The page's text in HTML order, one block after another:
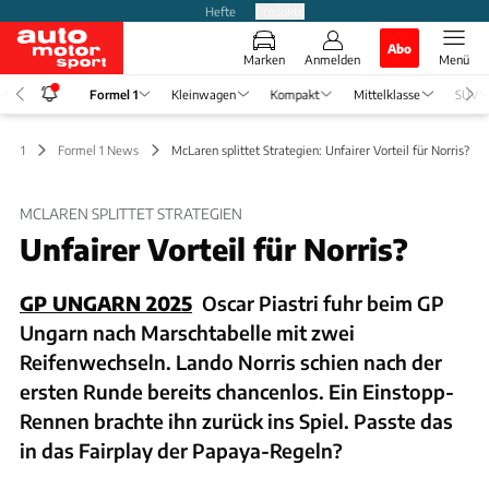
Hefte
Marken Anmelden
Abo
Menü
Formel 1 Kleinwagen Kompakt Mittelklasse SUV
1 Formel 1 News McLaren splittet Strategien: Unfairer Vorteil für Norris?
MCLAREN SPLITTET STRATEGIEN
Unfairer Vorteil für Norris?
GP UNGARN 2025 Oscar Piastri fuhr beim GP
Ungarn nach Marschtabelle mit zwei
Reifenwechseln. Lando Norris schien nach der
ersten Runde bereits chancenlos. Ein Einstopp-
Rennen brachte ihn zurück ins Spiel. Passte das
in das Fairplay der Papaya-Regeln?